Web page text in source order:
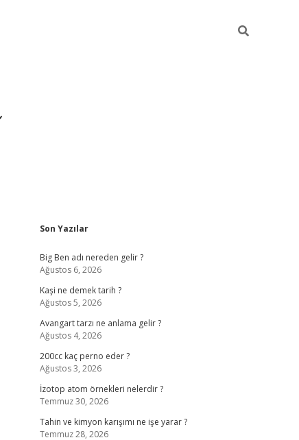
Sidebar
Son Yazılar
Big Ben adı nereden gelir ?
Ağustos 6, 2026
Kaşi ne demek tarih ?
Ağustos 5, 2026
Avangart tarzı ne anlama gelir ?
Ağustos 4, 2026
200cc kaç perno eder ?
Ağustos 3, 2026
İzotop atom örnekleri nelerdir ?
Temmuz 30, 2026
Tahin ve kimyon karışımı ne işe yarar ?
Temmuz 28, 2026